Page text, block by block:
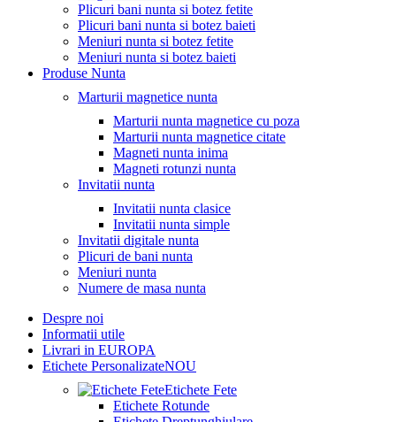
Plicuri bani nunta si botez fetite
Plicuri bani nunta si botez baieti
Meniuri nunta si botez fetite
Meniuri nunta si botez baieti
Produse Nunta
Marturii magnetice nunta
Marturii nunta magnetice cu poza
Marturii nunta magnetice citate
Magneti nunta inima
Magneti rotunzi nunta
Invitatii nunta
Invitatii nunta clasice
Invitatii nunta simple
Invitatii digitale nunta
Plicuri de bani nunta
Meniuri nunta
Numere de masa nunta
Despre noi
Informatii utile
Livrari in EUROPA
Etichete PersonalizateNOU
Etichete Fete
Etichete Rotunde